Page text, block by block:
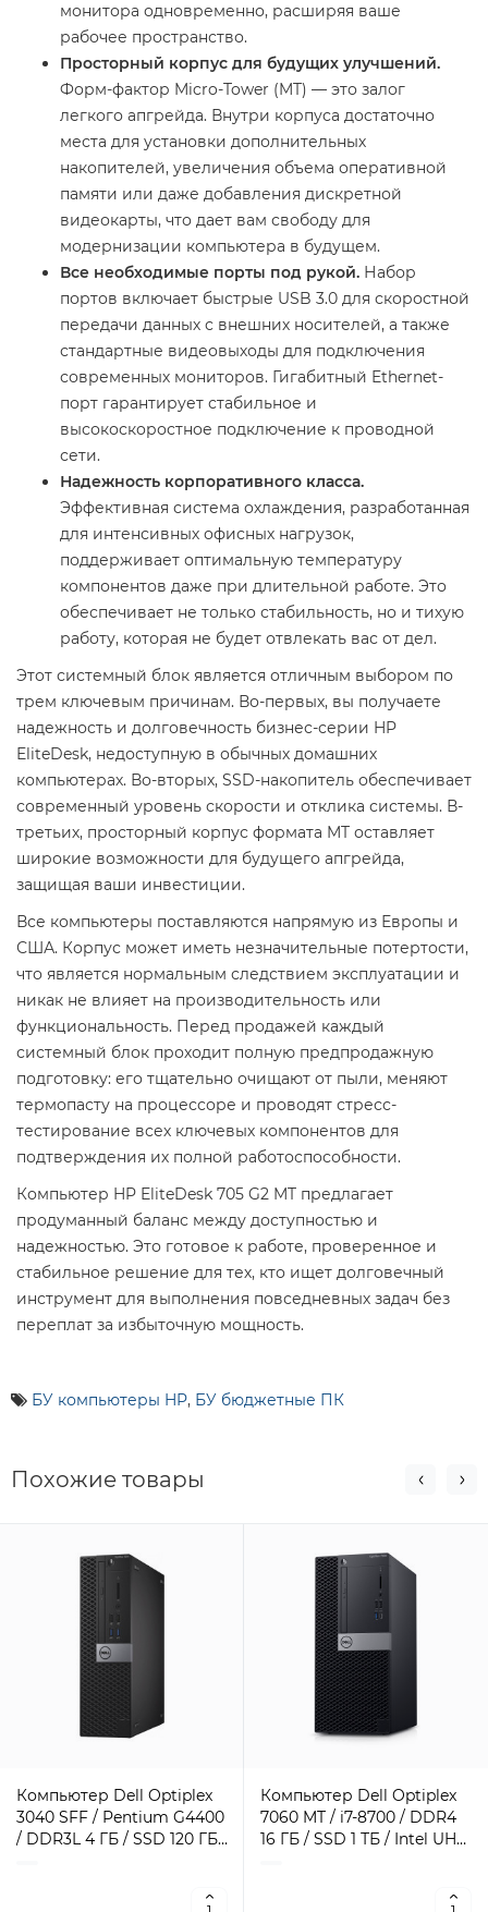
монитора одновременно, расширяя ваше
рабочее пространство.
Просторный корпус для будущих улучшений.
Форм-фактор Micro-Tower (MT) — это залог
легкого апгрейда. Внутри корпуса достаточно
места для установки дополнительных
накопителей, увеличения объема оперативной
памяти или даже добавления дискретной
видеокарты, что дает вам свободу для
модернизации компьютера в будущем.
Все необходимые порты под рукой. Набор
портов включает быстрые USB 3.0 для скоростной
передачи данных с внешних носителей, а также
стандартные видеовыходы для подключения
современных мониторов. Гигабитный Ethernet-
порт гарантирует стабильное и
высокоскоростное подключение к проводной
сети.
Надежность корпоративного класса.
Эффективная система охлаждения, разработанная
для интенсивных офисных нагрузок,
поддерживает оптимальную температуру
компонентов даже при длительной работе. Это
обеспечивает не только стабильность, но и тихую
работу, которая не будет отвлекать вас от дел.
Этот системный блок является отличным выбором по
трем ключевым причинам. Во-первых, вы получаете
надежность и долговечность бизнес-серии HP
EliteDesk, недоступную в обычных домашних
компьютерах. Во-вторых, SSD-накопитель обеспечивает
современный уровень скорости и отклика системы. В-
третьих, просторный корпус формата MT оставляет
широкие возможности для будущего апгрейда,
защищая ваши инвестиции.
Все компьютеры поставляются напрямую из Европы и
США. Корпус может иметь незначительные потертости,
что является нормальным следствием эксплуатации и
никак не влияет на производительность или
функциональность. Перед продажей каждый
системный блок проходит полную предпродажную
подготовку: его тщательно очищают от пыли, меняют
термопасту на процессоре и проводят стресс-
тестирование всех ключевых компонентов для
подтверждения их полной работоспособности.
Компьютер HP EliteDesk 705 G2 MT предлагает
продуманный баланс между доступностью и
надежностью. Это готовое к работе, проверенное и
стабильное решение для тех, кто ищет долговечный
инструмент для выполнения повседневных задач без
переплат за избыточную мощность.
БУ компьютеры HP, БУ бюджетные ПК
Похожие товары
Компьютер Dell Optiplex
3040 SFF / Pentium G4400
/ DDR3L 4 ГБ / SSD 120 ГБ /
Компьютер Dell Optiplex
7060 MT / i7-8700 / DDR4
16 ГБ / SSD 1 ТБ / Intel UHD